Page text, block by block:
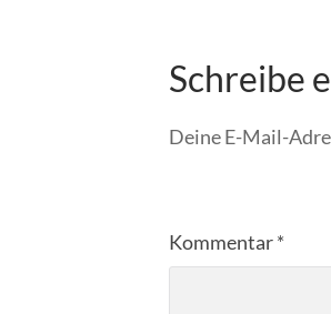
Schreibe
Deine E-Mail-
Kommentar*